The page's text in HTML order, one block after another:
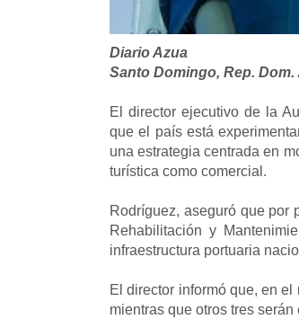
Diario Azua
Santo Domingo, Rep. Dom.
El director ejecutivo de la
que el país está
una estrategia centrada en
turística como comercial.
Rodríguez, aseguró que por
Rehabilitación y
infraestructura portuaria
El director informó que, en
mientras que otros tres